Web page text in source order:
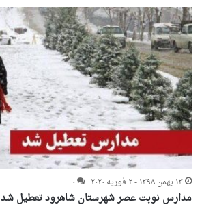
۱۳ بهمن ۱۳۹۸ - ۲ فوریه ۲۰۲۰
۰
مدارس نوبت عصر شهرستان شاهرود تعطیل شد